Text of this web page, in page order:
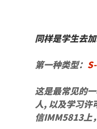
同样是学生去
第一种类型：
这是最常见的
人, 以及学习许
信IMM5813上